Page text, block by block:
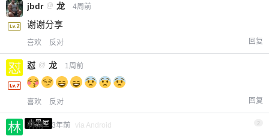
jbdr @ 龙 4周前
谢谢分享
喜欢 反对 回复
怼 @ 龙 1周前
喜欢 反对 回复
小黑屋
林南 3年前 via Android 2